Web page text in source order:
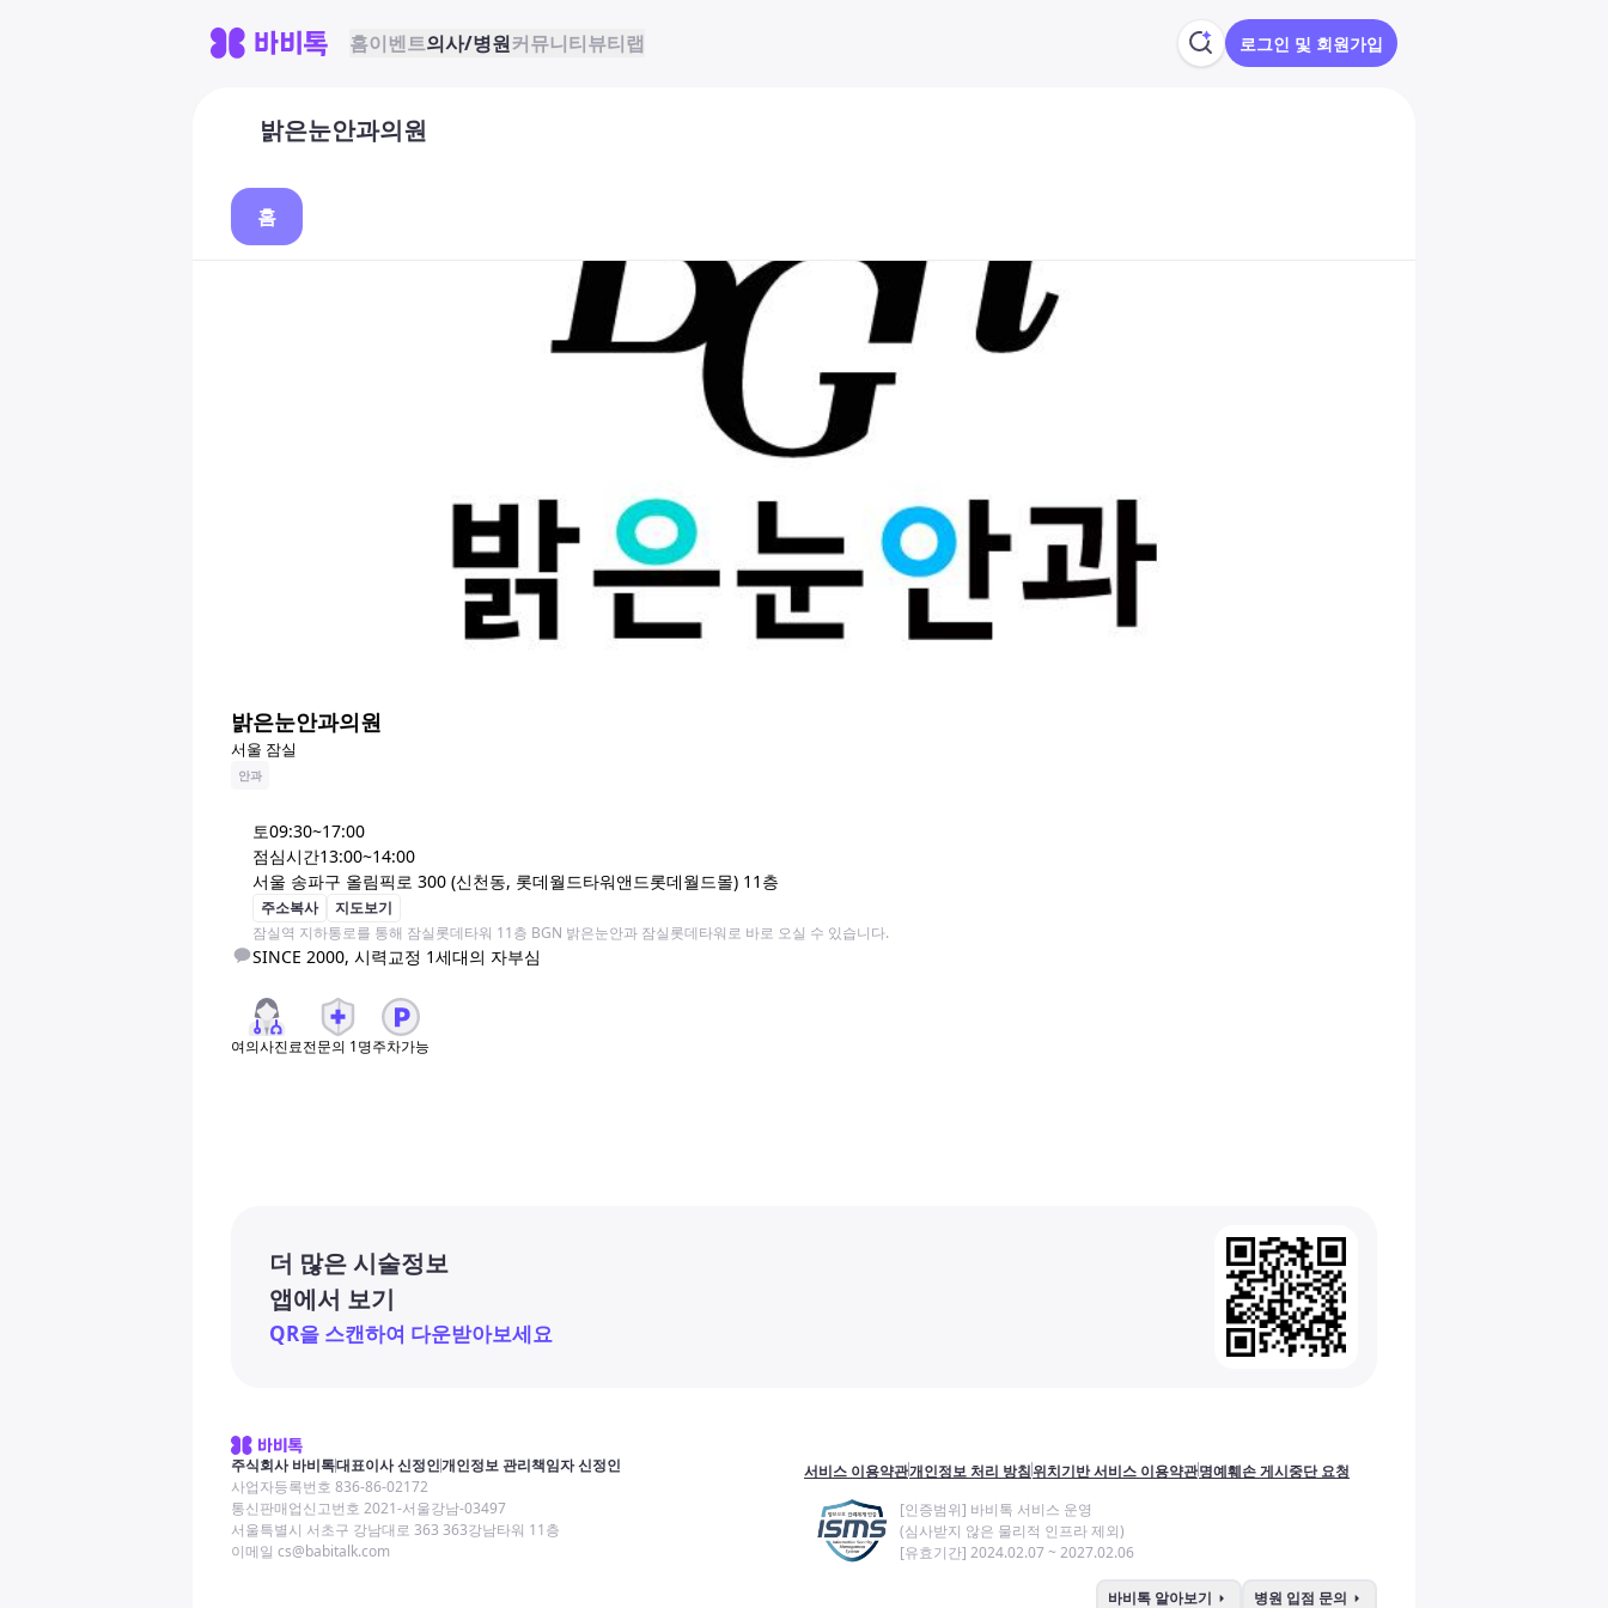
홈이벤트의사/병원커뮤니티뷰티랩 로그인 및 회원가입
밝은눈안과의원
홈
밝은눈안과의원
서울 잠실
안과
토09:30~17:00
점심시간13:00~14:00
서울 송파구 올림픽로 300 (신천동, 롯데월드타워앤드롯데월드몰) 11층
주소복사
지도보기
잠실역 지하통로를 통해 잠실롯데타워 11층 BGN 밝은눈안과 잠실롯데타워로 바로 오실 수 있습니다.
SINCE 2000, 시력교정 1세대의 자부심
여의사진료전문의 1명주차가능
더 많은 시술정보
앱에서 보기
QR을 스캔하여 다운받아보세요
주식회사 바비톡대표이사 신정인개인정보 관리책임자 신정인
사업자등록번호 836-86-02172
통신판매업신고번호 2021-서울강남-03497
서울특별시 서초구 강남대로 363 363강남타워 11층
이메일 cs@babitalk.com
서비스 이용약관개인정보 처리 방침위치기반 서비스 이용약관명예훼손 게시중단 요청
[인증범위] 바비톡 서비스 운영
(심사받지 않은 물리적 인프라 제외)
[유효기간] 2024.02.07 ~ 2027.02.06
바비톡 알아보기 arrow_right 병원 입점 문의 arrow_right